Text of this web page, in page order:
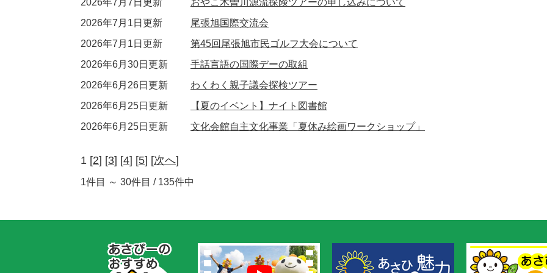
2026年7月7日更新
おやこ木曽川源流探険ツアーの申し込みについて
2026年7月1日更新
尾張旭国際交流会
2026年7月1日更新
第45回尾張旭市民ゴルフ大会について
2026年6月30日更新
手話言語の国際デーの取組
2026年6月26日更新
わくわく親子議会探検ツアー
2026年6月25日更新
【夏のイベント】ナイト図書館
2026年6月25日更新
文化会館自主文化事業「夏休み絵画ワークショップ」
1 [2] [3] [4] [5] [次へ]
1件目 ～ 30件目 / 135件中